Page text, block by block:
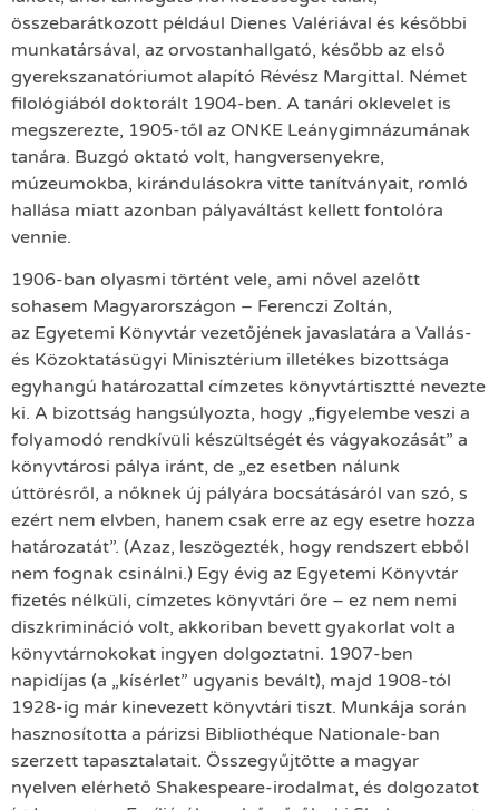
összebarátkozott például Dienes Valériával és későbbi
munkatársával, az orvostanhallgató, később az első
gyerekszanatóriumot alapító Révész Margittal. Német
filológiából doktorált 1904-ben. A tanári oklevelet is
megszerezte, 1905-től az ONKE Leánygimnázumának
tanára. Buzgó oktató volt, hangversenyekre,
múzeumokba, kirándulásokra vitte tanítványait, romló
hallása miatt azonban pályaváltást kellett fontolóra
vennie.
1906-ban olyasmi történt vele, ami nővel azelőtt
sohasem Magyarországon – Ferenczi Zoltán,
az Egyetemi Könyvtár vezetőjének javaslatára a Vallás-
és Közoktatásügyi Minisztérium illetékes bizottsága
egyhangú határozattal címzetes könyvtártisztté nevezte
ki. A bizottság hangsúlyozta, hogy „figyelembe veszi a
folyamodó rendkívüli készültségét és vágyakozását” a
könyvtárosi pálya iránt, de „ez esetben nálunk
úttörésről, a nőknek új pályára bocsátásáról van szó, s
ezért nem elvben, hanem csak erre az egy esetre hozza
határozatát”. (Azaz, leszögezték, hogy rendszert ebből
nem fognak csinálni.) Egy évig az Egyetemi Könyvtár
fizetés nélküli, címzetes könyvtári őre – ez nem nemi
diszkrimináció volt, akkoriban bevett gyakorlat volt a
könyvtárnokokat ingyen dolgoztatni. 1907-ben
napidíjas (a „kísérlet” ugyanis bevált), majd 1908-tól
1928-ig már kinevezett könyvtári tiszt. Munkája során
hasznosította a párizsi Bibliothéque Nationale-ban
szerzett tapasztalatait. Összegyűjtötte a magyar
nyelven elérhető Shakespeare-irodalmat, és dolgozatot